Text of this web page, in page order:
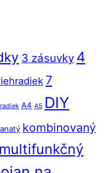
3 zásuvky 4
7
A4 A5 DIY
kombinovaný
multifunkčný